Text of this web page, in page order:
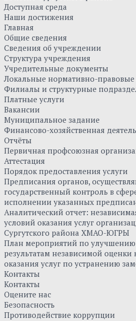
Доступная среда
Наши достижения
Главная
Общие сведения
Сведения об учреждении
Структура учреждения
Учредительные документы
Локальные нормативно-правовые
Филиалы и структурные
Платные услуги
Вакансии
Муниципальное задание
Финансово-хозяйственная
Отчёты
Первичная профсоюзная
Аттестация
Порядок предоставления услуги
Предписания органов,
государственный контроль в
исполнении указанных
Аналитический отчет:
условий оказания услуг
Сургутского района ХМАО-ЮГРЫ
План мероприятий по улучшению
результатам независимой оценки
оказания услуг по устранению
Контакты
Контакты
Оцените нас
Безопасность
Противодействие коррупции